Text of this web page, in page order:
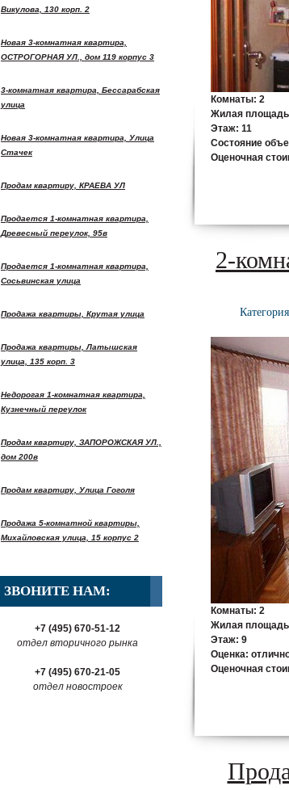
Викулова, 130 корп. 2
Новая 3-комнатная квартира,
ОСТРОГОРНАЯ УЛ., дом 119 корпус 3
3-комнатная квартира, Бессарабская
улица
Новая 3-комнатная квартира, Улица
Стачек
Продам квартиру, КРАЕВА УЛ
Продается 1-комнатная квартира,
Древесный переулок, 95в
Продается 1-комнатная квартира,
Сосьвинская улица
Продажа квартиры, Крутая улица
Продажа квартиры, Латышская
улица, 135 корп. 3
Недорогая 1-комнатная квартира,
Кузнечный переулок
Продам квартиру, ЗАПОРОЖСКАЯ УЛ.,
дом 200в
Продам квартиру, Улица Гоголя
Продажа 5-комнатной квартиры,
Михайловская улица, 15 корпус 2
ЗВОНИТЕ НАМ:
+7 (495) 670-51-12
отдел вторичного рынка
+7 (495) 670-21-05
отдел новостроек
Комнаты: 2
Жилая
Этаж: 11
Состояние
Оценочная
2-
Комнаты: 2
Жилая
Этаж: 9
Оценка:
Оценочная